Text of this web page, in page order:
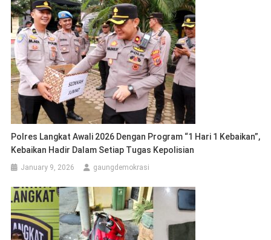
Polres Langkat Awali 2026 Dengan Program “1 Hari 1 Kebaikan”,
Kebaikan Hadir Dalam Setiap Tugas Kepolisian
January 9, 2026 gaungdemokrasi